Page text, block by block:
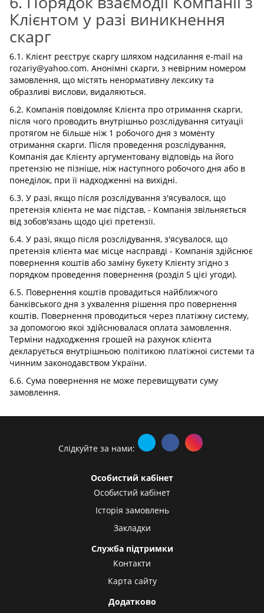
Клієнтом у разі виникнення
скарг
6.1. Клієнт реєструє скаргу шляхом надсилання e-mail на
rozariy@yahoo.com. Анонімні скарги, з невірним номером
замовлення, що містять ненормативну лексику та
образливі вислови, видаляються.
6.2. Компанія повідомляє Клієнта про отримання скарги,
після чого проводить внутрішньо розслідування ситуації
протягом не більше ніж 1 робочого дня з моменту
отримання скарги. Після проведення розслідування,
Компанія дає Клієнту аргументовану відповідь на його
претензію не пізніше, ніж наступного робочого дня або в
понеділок, при її надходженні на вихідні.
6.3. У разі, якщо після розслідування з'ясувалося, що
претензія клієнта не має підстав, - Компанія звільняється
від зобов'язань щодо цієї претензії.
6.4. У разі, якщо після розслідування, з'ясувалося, що
претензія клієнта має місце насправді - Компанія здійснює
повернення коштів або заміну букету Клієнту згідно з
порядком проведення повернення (розділ 5 цієї угоди).
6.5. Повернення коштів провадиться найближчого
банківського дня з ухвалення рішення про повернення
коштів. Повернення проводиться через платіжну систему,
за допомогою якої здійснювалася оплата замовлення.
Терміни надходження грошей на рахунок клієнта
декларується внутрішньою політикою платіжної системи та
чинним законодавством України.
6.6. Сума повернення не може перевищувати суму
замовлення.
Слідкуйте за нами:
Особистий кабінет
Особистий кабінет
Історія замовлень
Закладки
Служба підтримки
Контакти
Карта сайту
Додатково